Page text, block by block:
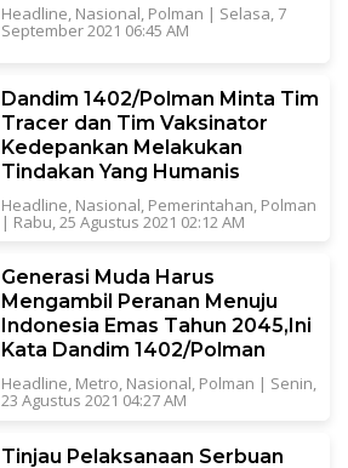
Headline, Nasional, Polman | Selasa, 7
September 2021 06:45 AM
Dandim 1402/Polman Minta Tim
Tracer dan Tim Vaksinator
Kedepankan Melakukan
Tindakan Yang Humanis
Headline Nasional Pemerintahan Polman
| Rabu, 25 Agustus 2021 02:12 AM
Generasi Muda Harus
Mengambil Peranan Menuju
Indonesia Emas Tahun 2045,Ini
Kata Dandim 1402/Polman
Headline, Metro, Nasional, Polman | Senin,
23 Agustus 2021 04:27 AM
Tinjau Pelaksanaan Serbuan